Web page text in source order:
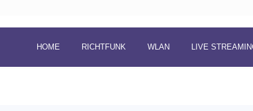
HOME RICHTFUNK WLAN LIVE